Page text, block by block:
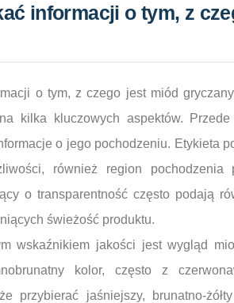
informacji o tym, z
o tym, z czego jest miód
kilka kluczowych aspektów.
o jego pochodzeniu. Etykieta
również region pochodzenia
o transparentność często podają
świeżość produktu.
wskaźnikiem jakości jest wygląd
kolor, często z
przybierać jaśniejszy, brunatno-